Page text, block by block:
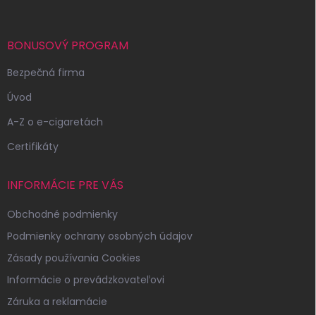
BONUSOVÝ PROGRAM
Bezpečná firma
Úvod
A-Z o e-cigaretách
Certifikáty
INFORMÁCIE PRE VÁS
Obchodné podmienky
Podmienky ochrany osobných údajov
Zásady používania Cookies
Informácie o prevádzkovateľovi
Záruka a reklamácie